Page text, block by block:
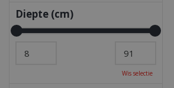
Diepte (cm)
Wis selectie